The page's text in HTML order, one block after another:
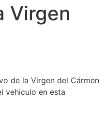
Virgen
de la Virgen del Cármen
vehiculo en esta